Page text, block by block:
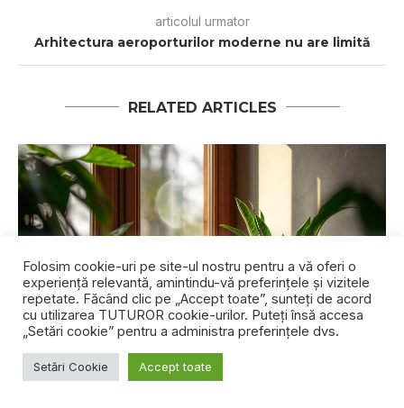
articolul urmator
Arhitectura aeroporturilor moderne nu are limită
RELATED ARTICLES
Folosim cookie-uri pe site-ul nostru pentru a vă oferi o
experiență relevantă, amintindu-vă preferințele și vizitele
repetate. Făcând clic pe „Accept toate”, sunteți de acord
cu utilizarea TUTUROR cookie-urilor. Puteți însă accesa
„Setări cookie” pentru a administra preferințele dvs.
Setări Cookie Accept toate